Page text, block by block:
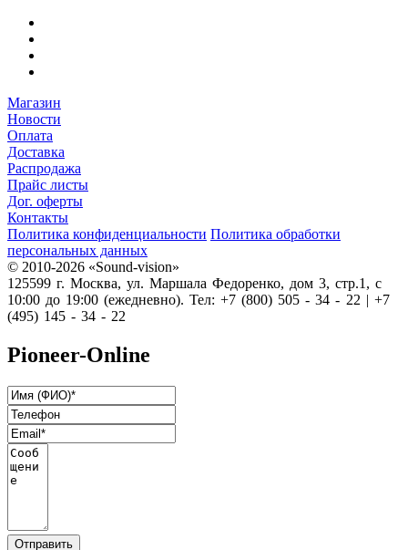
Магазин
Новости
Оплата
Доставка
Распродажа
Прайс листы
Дог. оферты
Контакты
Политика конфиденциальности Политика обработки
персональных данных
© 2010-2026 «Sound-vision»
125599 г. Москва, ул. Маршала Федоренко, дом 3, стр.1, с
10:00 до 19:00 (ежедневно). Тел: +7 (800) 505 - 34 - 22 | +7
(495) 145 - 34 - 22
Pioneer-Online